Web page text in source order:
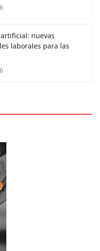
nuevas
laborales para las